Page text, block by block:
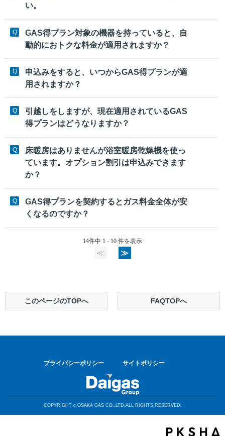
い。
GAS得プラン対象の機器を持っていると、自
動的におトクな料金が適用されますか？
申込みをすると、いつからGAS得プランが適
用されますか？
引越しをしますが、現在適用されているGAS
得プランはどうなりますか？
床暖房はありませんが浴室暖房乾燥機を使っ
ています。オプション割引は申込みできます
か？
GAS得プランを契約するとガス料金全体が安
くなるのですか？
14件中 1 - 10 件を表示
≪ ≫
このページのTOPへ FAQTOPへ
プライバシーポリシー サイトポリシー
COPYRIGHT c OSAKA GAS CO.,LTD.ALL RIGHTS RESERVED.